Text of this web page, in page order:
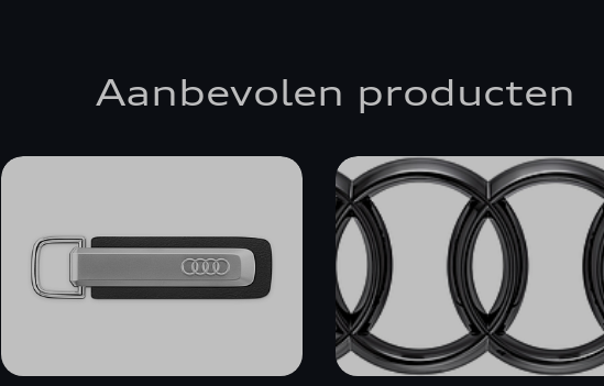
A4 ALLROAD QUATTRO
A4 AVANT
A4 BERLINE
A5 AVANT
Aanbevolen producten